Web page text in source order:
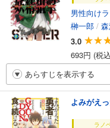
男性向け
榊一郎 /
3.0
693円 (税
あらすじを表示する
よみがえ
ラノ